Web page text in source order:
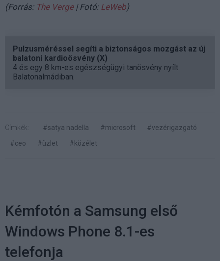
(Forrás: The Verge| Fotó: LeWeb)
Pulzusméréssel segíti a biztonságos mozgást az új
balatoni kardioösvény (X)
4 és egy 8 km-es egészségügyi tanösvény nyílt
Balatonalmádiban.
Címkék: #satya nadella #microsoft
#vezérigazgató
#ceo
#üzlet #közélet
Kémfotón a Samsung első
Windows Phone 8.1-es
telefonja